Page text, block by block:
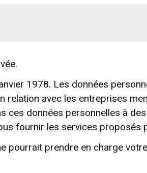
1978. Les données
avec les entreprises
ces données personnelles à
fournir les services proposés
pourrait prendre en charge